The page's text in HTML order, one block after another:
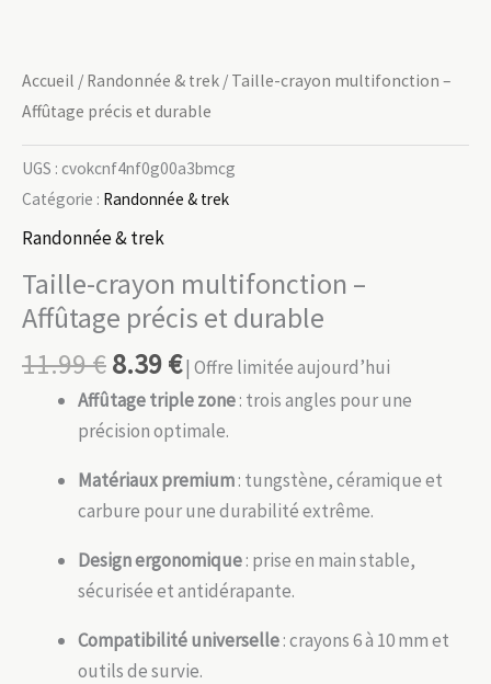
Accueil / Randonnée & trek / Taille-crayon multifonction –
Affûtage précis et durable
UGS : cvokcnf4nf0g00a3bmcg
Catégorie : Randonnée & trek
Randonnée & trek
Taille-crayon multifonction –
Affûtage précis et durable
11.99€8.39€| Offre limitée aujourd’hui
Affûtage triple zone: trois angles pour une
précision optimale.
Matériaux premium: tungstène, céramique et
carbure pour une durabilité extrême.
Design ergonomique: prise en main stable,
sécurisée et antidérapante.
Compatibilité universelle: crayons 6 à 10 mm et
outils de survie.